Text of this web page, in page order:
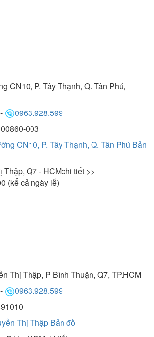
CN10, P. Tây Thạnh, Q. Tân Phú,
-
0963.928.599
003
CN10, P. Tây Thạnh, Q. Tân Phú Bản
Thập, Q7 - HCMchi tiết >>
(kể cả ngày lễ)
Thị Thập, P Bình Thuận, Q7, TP.HCM
-
0963.928.599
Thị Thập Bản đồ